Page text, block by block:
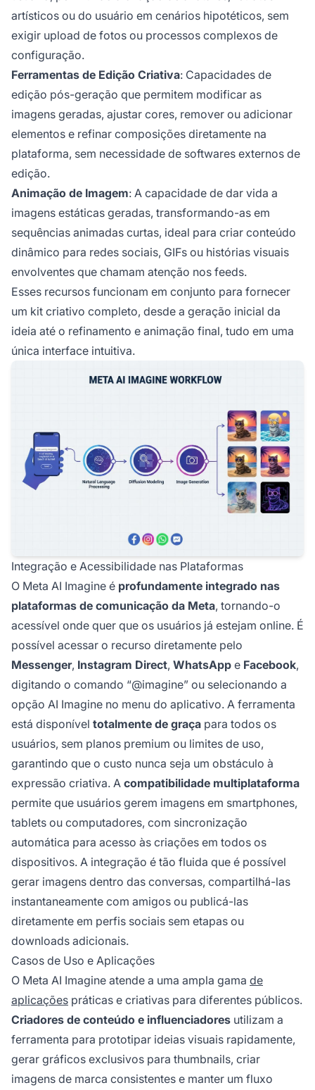
artísticos ou do usuário em cenários hipotéticos, sem
exigir upload de fotos ou processos complexos de
configuração.
Ferramentas de Edição Criativa: Capacidades de
edição pós-geração que permitem modificar as
imagens geradas, ajustar cores, remover ou adicionar
elementos e refinar composições diretamente na
plataforma, sem necessidade de softwares externos de
edição.
Animação de Imagem: A capacidade de dar vida a
imagens estáticas geradas, transformando-as em
sequências animadas curtas, ideal para criar conteúdo
dinâmico para redes sociais, GIFs ou histórias visuais
envolventes que chamam atenção nos feeds.
Esses recursos funcionam em conjunto para fornecer
um kit criativo completo, desde a geração inicial da
ideia até o refinamento e animação final, tudo em uma
única interface intuitiva.
Integração e Acessibilidade nas Plataformas
O Meta AI Imagine é profundamente integrado nas
plataformas de comunicação da Meta, tornando-o
acessível onde quer que os usuários já estejam online. É
possível acessar o recurso diretamente pelo
Messenger, Instagram Direct, WhatsApp e Facebook,
digitando o comando “@imagine” ou selecionando a
opção AI Imagine no menu do aplicativo. A ferramenta
está disponível totalmente de graça para todos os
usuários, sem planos premium ou limites de uso,
garantindo que o custo nunca seja um obstáculo à
expressão criativa. A compatibilidade multiplataforma
permite que usuários gerem imagens em smartphones,
tablets ou computadores, com sincronização
automática para acesso às criações em todos os
dispositivos. A integração é tão fluida que é possível
gerar imagens dentro das conversas, compartilhá-las
instantaneamente com amigos ou publicá-las
diretamente em perfis sociais sem etapas ou
downloads adicionais.
Casos de Uso e Aplicações
O Meta AI Imagine atende a uma ampla gama de
aplicações práticas e criativas para diferentes públicos.
Criadores de conteúdo e influenciadores utilizam a
ferramenta para prototipar ideias visuais rapidamente,
gerar gráficos exclusivos para thumbnails, criar
imagens de marca consistentes e manter um fluxo